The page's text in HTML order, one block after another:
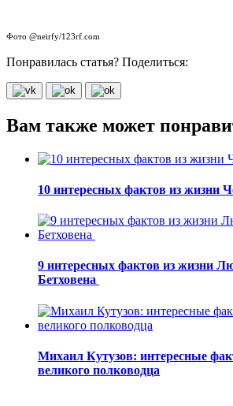
Фото @neirfy/123rf.com
Понравилась статья? Поделиться:
Вам также может
10 интересных фактов из жизни
9 интересных фактов из жизни
Бетховена
Михаил Кутузов: интересные
великого полководца